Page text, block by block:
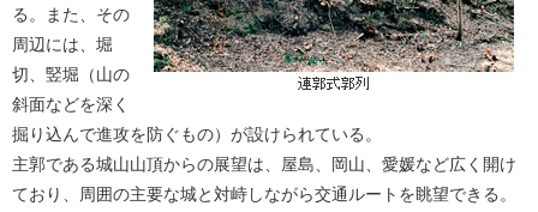
る。また、その
周辺には、堀
切、竪堀（山の
斜面などを深く
掘り込んで進攻を防ぐもの）が設けられている。
主郭である城山山頂からの展望は、屋島、岡山、愛媛など広く開け
ており、周囲の主要な城と対峙しながら交通ルートを眺望できる。